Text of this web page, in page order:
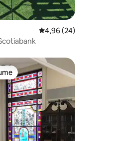
Средна оценка:
4,96 (24)
на гостите